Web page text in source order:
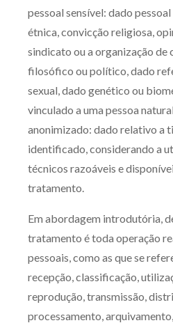
pessoal sensível: dado
étnica, convicção religiosa,
sindicato ou a organização de
filosófico ou político, dado
sexual, dado genético ou
vinculado a uma pessoa
anonimizado: dado relativo a
identificado, considerando a
técnicos razoáveis e
tratamento.
Em abordagem introdutória,
tratamento é toda operação
pessoais, como as que se
recepção, classificação,
reprodução, transmissão,
processamento,